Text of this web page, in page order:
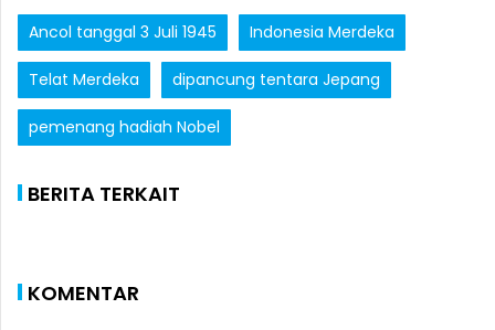
Ancol tanggal 3 Juli 1945 Indonesia Merdeka
Telat Merdeka dipancung tentara Jepang
pemenang hadiah Nobel
BERITA TERKAIT
KOMENTAR